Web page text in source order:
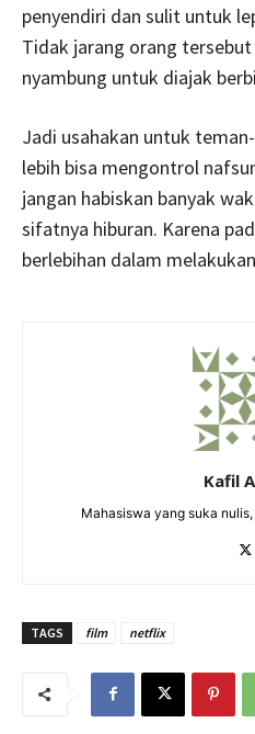
penyendiri dan sulit untuk
Tidak jarang orang
nyambung untuk diajak
Jadi usahakan untuk
lebih bisa mengontrol
jangan habiskan banyak
sifatnya hiburan. Karena
berlebihan dalam
Kafil
Mahasiswa yang suka
TAGS film netflix